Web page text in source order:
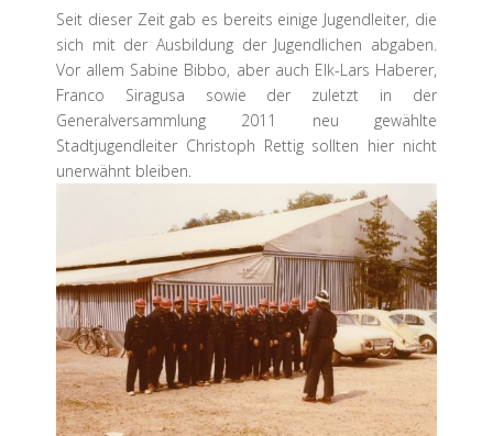
Seit dieser Zeit gab es bereits einige Jugendleiter, die
sich mit der Ausbildung der Jugendlichen abgaben.
Vor allem Sabine Bibbo, aber auch Elk-Lars Haberer,
Franco Siragusa sowie der zuletzt in der
Generalversammlung 2011 neu gewählte
Stadtjugendleiter Christoph Rettig sollten hier nicht
unerwähnt bleiben.